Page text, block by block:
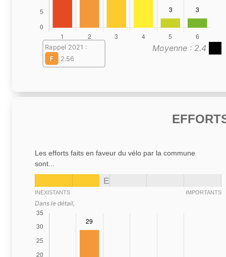
Moyenne : 2.4
Rappel 2021 :
F
2.56
Les efforts faits en faveur du vélo par la commune
sont...
E
INEXISTANTS IMPORTANTS
Dans le détail,